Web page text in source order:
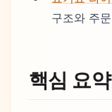
구조와 주
핵심 요약